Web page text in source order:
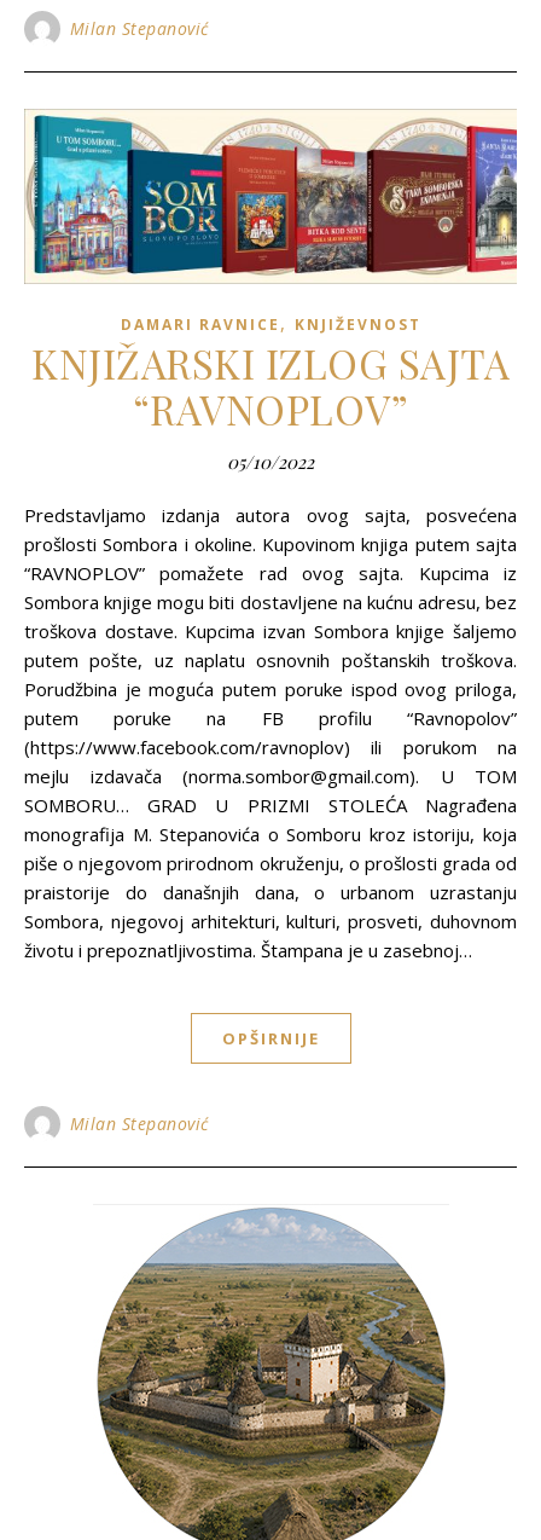
Milan Stepanović
DAMARI RAVNICE , KNJIŽEVNOST
KNJIŽARSKI IZLOG SAJTA
“RAVNOPLOV”
05/10/2022
Predstavljamo izdanja autora ovog sajta, posvećena
prošlosti Sombora i okoline. Kupovinom knjiga putem sajta
“RAVNOPLOV” pomažete rad ovog sajta. Kupcima iz
Sombora knjige mogu biti dostavljene na kućnu adresu, bez
troškova dostave. Kupcima izvan Sombora knjige šaljemo
putem pošte, uz naplatu osnovnih poštanskih troškova.
Porudžbina je moguća putem poruke ispod ovog priloga,
putem poruke na FB profilu “Ravnopolov”
(https://www.facebook.com/ravnoplov) ili porukom na
mejlu izdavača (norma.sombor@gmail.com). U TOM
SOMBORU… GRAD U PRIZMI STOLEĆA Nagrađena
monografija M. Stepanovića o Somboru kroz istoriju, koja
piše o njegovom prirodnom okruženju, o prošlosti grada od
praistorije do današnjih dana, o urbanom uzrastanju
Sombora, njegovoj arhitekturi, kulturi, prosveti, duhovnom
životu i prepoznatljivostima. Štampana je u zasebnoj…
OPŠIRNIJE
Milan Stepanović